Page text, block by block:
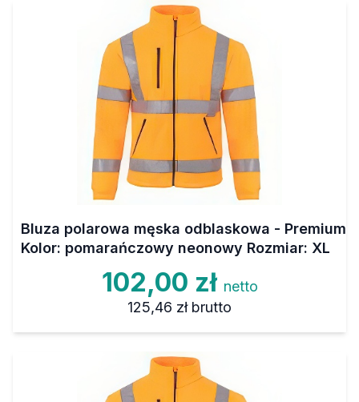
Bluza polarowa męska odblaskowa - Premium
Kolor: pomarańczowy neonowy Rozmiar: XL
102,00 zł netto
125,46 zł brutto